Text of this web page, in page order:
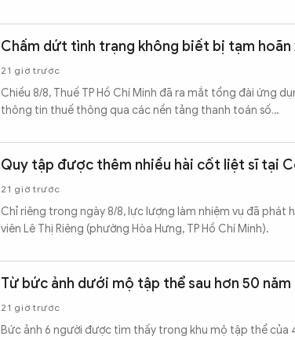
Chấm dứt tình trạng không biết bị tạm hoãn
21 giờ trước
Chiều 8/8, Thuế TP Hồ Chí Minh đã ra mắt tổng đài ứng
thông tin thuế thông qua các nền tảng thanh toán số…
Quy tập được thêm nhiều hài cốt liệt sĩ tại
21 giờ trước
Chỉ riêng trong ngày 8/8, lực lượng làm nhiệm vụ đã phát
viên Lê Thị Riêng (phường Hòa Hưng, TP Hồ Chí Minh).
Từ bức ảnh dưới mộ tập thể sau hơn 50
21 giờ trước
Bức ảnh 6 người được tìm thấy trong khu mộ tập thể của